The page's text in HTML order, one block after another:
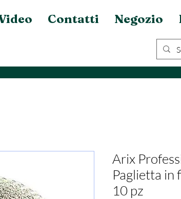
Contatti Negozio
Arix
Paglietta in
10 pz